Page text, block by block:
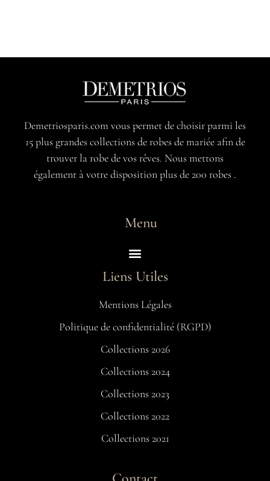
Demetriosparis.com vous permet de choisir parmi les
15 plus grandes collections de robes de mariée afin de
trouver la robe de vos rêves. Nous mettons
également à votre disposition plus de 200 robes .
Menu
Liens Utiles
Mentions Légales
Politique de confidentialité (RGPD)
Collections 2026
Collections 2024
Collections 2023
Collections 2022
Collections 2021